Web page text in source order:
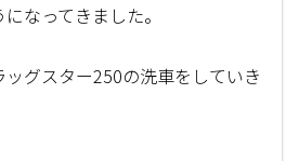
なってきました。
グスター250の洗車をしていき